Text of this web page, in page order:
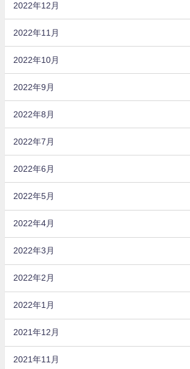
2022年12月
2022年11月
2022年10月
2022年9月
2022年8月
2022年7月
2022年6月
2022年5月
2022年4月
2022年3月
2022年2月
2022年1月
2021年12月
2021年11月